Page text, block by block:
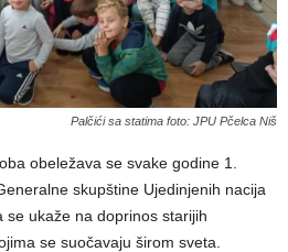
Palčići sa statima foto: JPU Pčelca Niš
obeležava se svake godine 1.
skupštine Ujedinjenih nacija
se ukaže na doprinos starijih
se suočavaju širom sveta.